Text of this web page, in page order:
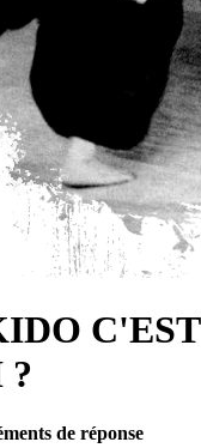
C'EST
?
de réponse